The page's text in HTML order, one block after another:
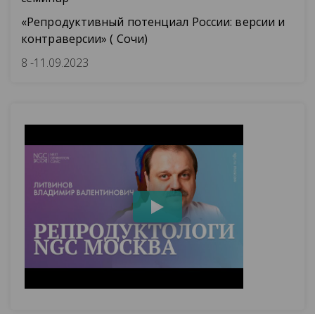
«Репродуктивный потенциал России: версии и
контраверсии» ( Сочи)
8 -11.09.2023